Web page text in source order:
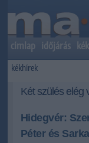
címlap időjárás
kékhírek
Két szülés elég
Hidegvér:
Péter és